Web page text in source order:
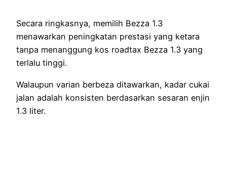
Secara ringkasnya, memilih Bezza 1.3
menawarkan peningkatan prestasi yang ketara
tanpa menanggung kos roadtax Bezza 1.3 yang
terlalu tinggi.
Walaupun varian berbeza ditawarkan, kadar cukai
jalan adalah konsisten berdasarkan sesaran enjin
1.3 liter.